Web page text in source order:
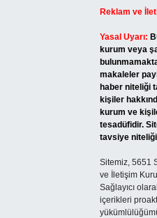
Reklam ve
Yasal Uyarı:
kurum veya
makaleler
haber niteliği
kişiler
kurum ve
tesadüfidir.
tavsiye niteliği
Sitemiz, 5651
ve İletişim
Sağlayıcı
içerikleri